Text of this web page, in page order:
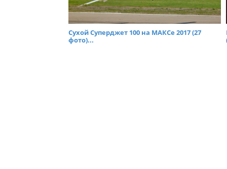
Сухой Суперджет 100 на МАКСе 2017 (27
фото)...